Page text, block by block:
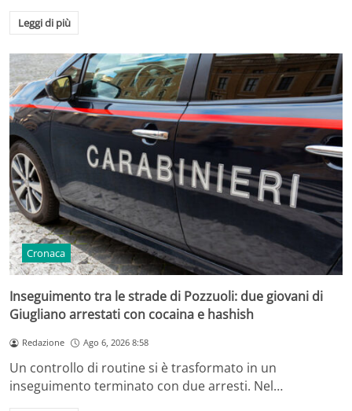
Leggi di più
Cronaca
Inseguimento tra le strade di Pozzuoli: due giovani di
Giugliano arrestati con cocaina e hashish
Redazione Ago 6, 2026 8:58
Un controllo di routine si è trasformato in un
inseguimento terminato con due arresti. Nel…